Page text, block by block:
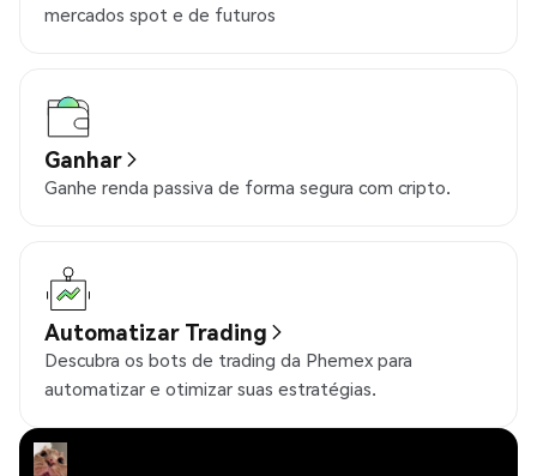
mercados spot e de futuros
Ganhar
Ganhe renda passiva de forma segura com cripto.
Automatizar Trading
Descubra os bots de trading da Phemex para
automatizar e otimizar suas estratégias.